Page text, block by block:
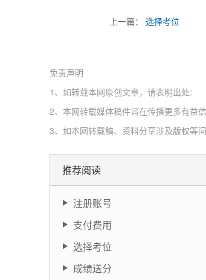
上一篇： 选择考位
免责声明
1、如转载本网原创文章，请表明出处;
2、本网转载媒体稿件旨在传播更多有益
3、如本网转载稿、资料分享涉及版权等
推荐阅读
注册账号
支付费用
选择考位
成绩送分